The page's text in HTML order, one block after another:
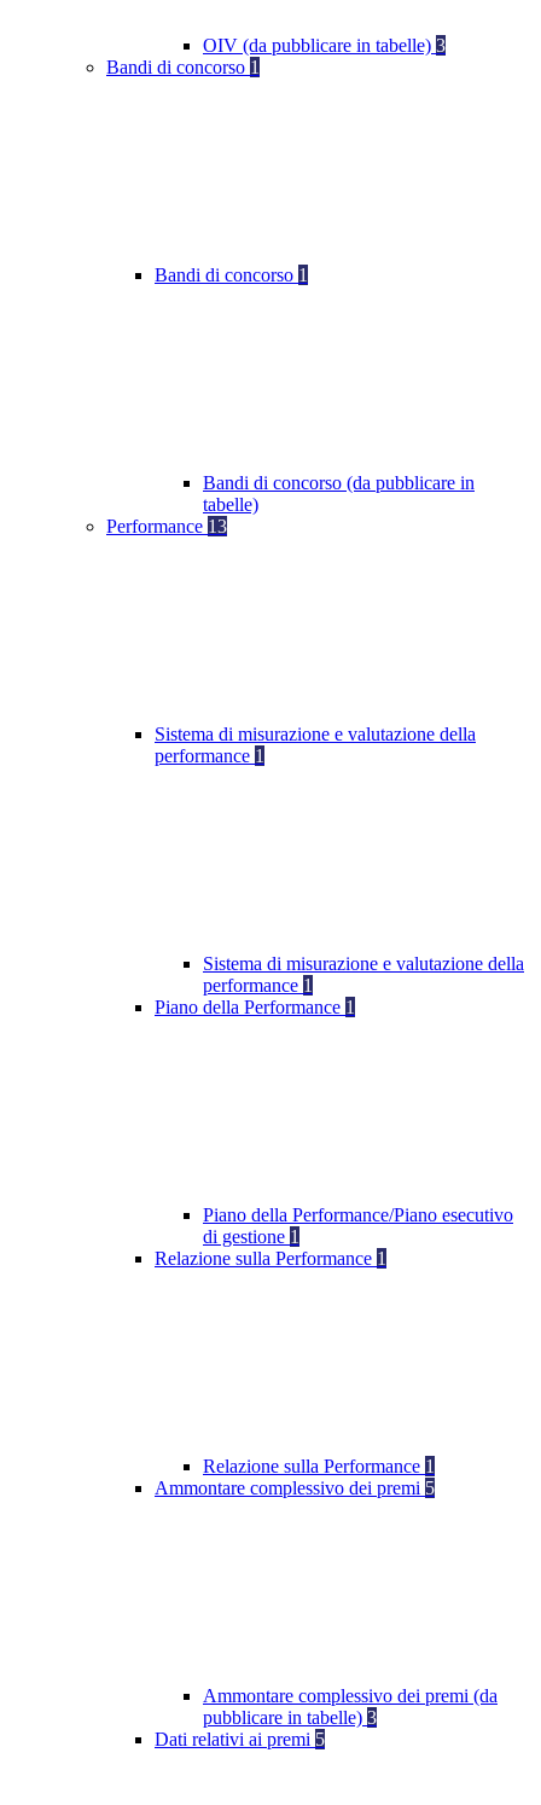
OIV (da pubblicare in tabelle) 3
Bandi di concorso 1
Bandi di concorso 1
Bandi di concorso (da pubblicare in
tabelle)
Performance 13
Sistema di misurazione e valutazione della
performance 1
Sistema di misurazione e valutazione della
performance 1
Piano della Performance 1
Piano della Performance/Piano esecutivo
di gestione 1
Relazione sulla Performance 1
Relazione sulla Performance 1
Ammontare complessivo dei premi 5
Ammontare complessivo dei premi (da
pubblicare in tabelle) 3
Dati relativi ai premi 5